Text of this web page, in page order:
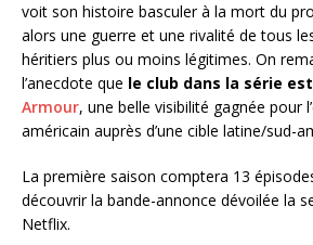
voit son histoire basculer à la mort du
alors une guerre et une rivalité de tous
héritiers plus ou moins légitimes. On
l’anecdote que le club dans la série
Armour, une belle visibilité gagnée pour
américain auprès d’une cible latine/sud-
La première saison comptera 13
découvrir la bande-annonce dévoilée la
Netflix.